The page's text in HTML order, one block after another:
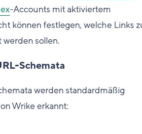
-Accounts mit aktiviertem
können festlegen, welche Links
sollen.
Schemata
werden standardmäßig
Wrike erkannt: